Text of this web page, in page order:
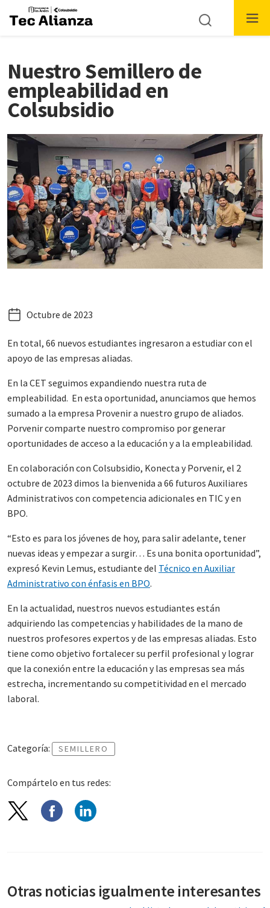
Nuestro Semillero de
empleabilidad en
Colsubsidio
octubre de 2023
En total, 66 nuevos estudiantes ingresaron a estudiar con el
apoyo de las empresas aliadas.
En la CET seguimos expandiendo nuestra ruta de
empleabilidad. En esta oportunidad, anunciamos que hemos
sumado a la empresa Provenir a nuestro grupo de aliados.
Porvenir comparte nuestro compromiso por generar
oportunidades de acceso a la educación y a la empleabilidad.
En colaboración con Colsubsidio, Konecta y Porvenir, el 2
octubre de 2023 dimos la bienvenida a 66 futuros Auxiliares
Administrativos con competencia adicionales en TIC y en
BPO.
“Esto es para los jóvenes de hoy, para salir adelante, tener
nuevas ideas y empezar a surgir… Es una bonita oportunidad”,
expresó Kevin Lemus, estudiante del Técnico en Auxiliar
Administrativo con énfasis en BPO.
En la actualidad, nuestros nuevos estudiantes están
adquiriendo las competencias y habilidades de la mano de
nuestros profesores expertos y de las empresas aliadas. Esto
tiene como objetivo fortalecer su perfil profesional y lograr
que la conexión entre la educación y las empresas sea más
estrecha, incrementando su competitividad en el mercado
laboral.
Categoría: SEMILLERO
Compártelo en tus redes:
Otras noticias igualmente interesantes